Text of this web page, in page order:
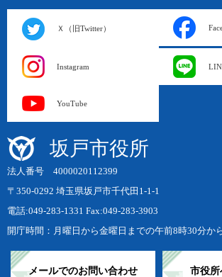
Ｘ（旧Twitter）
Instagram
YouTube
坂戸市役所
法人番号 4000020112399
〒350-0292 埼玉県坂戸市千代田1-1-1
電話:049-283-1331 Fax:049-283-3903
開庁時間：月曜日から金曜日までの午前8時30分か
メールでのお問い合わせ 市役所